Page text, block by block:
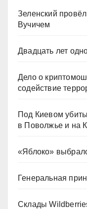
Зеленский
Вучичем
Двадцать лет
Дело о
содействие
Под Киевом
в Поволжье и на
«Яблоко»
Генеральная
Склады